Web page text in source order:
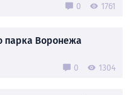
0 1761
парка Воронежа
0 1304